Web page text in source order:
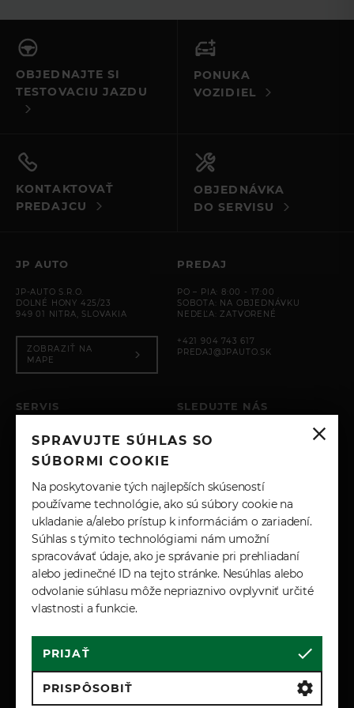
SPRAVUJTE SÚHLAS SO
SÚBORMI COOKIE
Na poskytovanie tých najlepších skúseností
používame technológie, ako sú súbory cookie na
ukladanie a/alebo prístup k informáciám o zariadení.
Súhlas s týmito technológiami nám umožní
spracovávať údaje, ako je správanie pri prehliadaní
alebo jedinečné ID na tejto stránke. Nesúhlas alebo
odvolanie súhlasu môže nepriaznivo ovplyvniť určité
vlastnosti a funkcie.
PRIJAŤ
PRISPÔSOBIŤ
Vyhrievanie zadného skla s časovačom
Comfort Pack
Head-up displej
Zatmavené sklá
Cold Climate Pack
Predné hmlové svetlá
OBJEDNAJTE SI
TESTOVACIU JAZDU
PONUKA
VOZIDIEL
KONTAKTOVAŤ
PREDAJCU
OBJEDNÁVKA
DO SERVISU
JP AUTO
JP-AUTO S.R.O.
DOLNÉ HONY 425/23
949 01 NITRA, SLOVAKIA
ZOBRAZIŤ NA
MAPE
PREDAJ
PO – PIA: 8:00 - 17:00
SOBOTA: NA OBJEDNÁVKU
NEDEĽA: ZATVORENÉ
+421 904 743 617
PREDAJ@JPAUTO.SK
SERVIS
PO – PIA: 8:00 - 17:00
SOBOTA: ZATVORENÉ
NEDEĽA: ZATVORENÉ
+421 904 743 617
SERVIS@JPAUTO.SK
SLEDUJTE NÁS
FACEBOOK
LINKEDIN
YOUTUBE